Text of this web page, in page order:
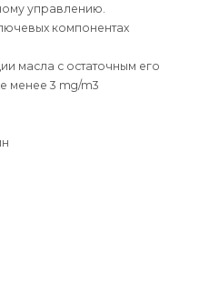
управлению.
компонентах
масла с остаточным его
менее 3 mg/m3